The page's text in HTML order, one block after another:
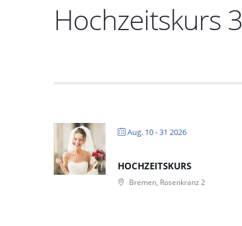
Hochzeitskurs 3
Aug. 10 - 31 2026
HOCHZEITSKURS
Bremen, Rosenkranz 2